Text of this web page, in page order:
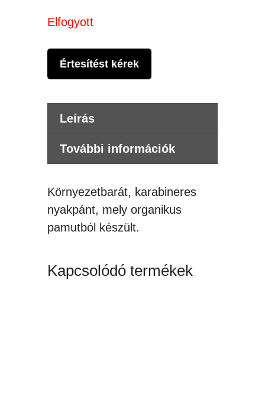
Elfogyott
Értesítést kérek
Leírás
További információk
Környezetbarát, karabineres
nyakpánt, mely organikus
pamutból készült.
Kapcsolódó termékek